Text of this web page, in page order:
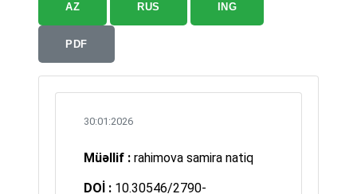
AZ RUS ING
PDF
30:01:2026
Müəllif : rahimova samira natiq
DOİ : 10.30546/2790-